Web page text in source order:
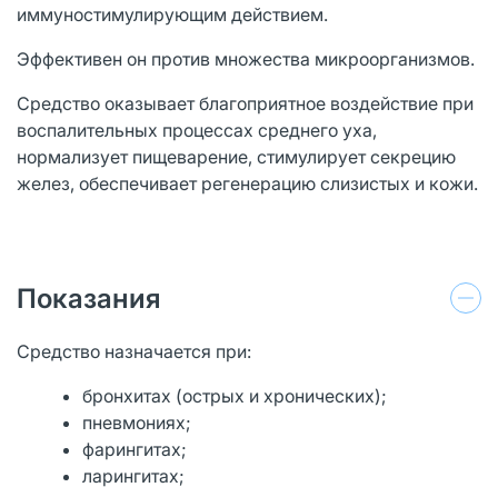
иммуностимулирующим действием.
Эффективен он против множества микроорганизмов.
Средство оказывает благоприятное воздействие при
воспалительных процессах среднего уха,
нормализует пищеварение, стимулирует секрецию
желез, обеспечивает регенерацию слизистых и кожи.
Показания
Средство назначается при:
бронхитах (острых и хронических);
пневмониях;
фарингитах;
ларингитах;